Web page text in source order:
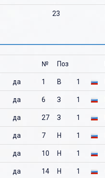
23
№ Поз
да 1 В 1
да 6 З 1
да 27 З 1
да 7 Н 1
да 10 Н 1
да 14 Н 1